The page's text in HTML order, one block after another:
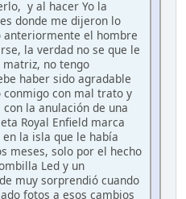
y al hacer Yo la
donde me dijeron lo
anteriormente el hombre
la verdad no se que le
no tengo
haber sido agradable
con mal trato y
la anulación de una
Royal Enfield marca
la isla que le había
meses, solo por el hecho
Led y un
muy sorprendió cuando
fotos a esos cambios